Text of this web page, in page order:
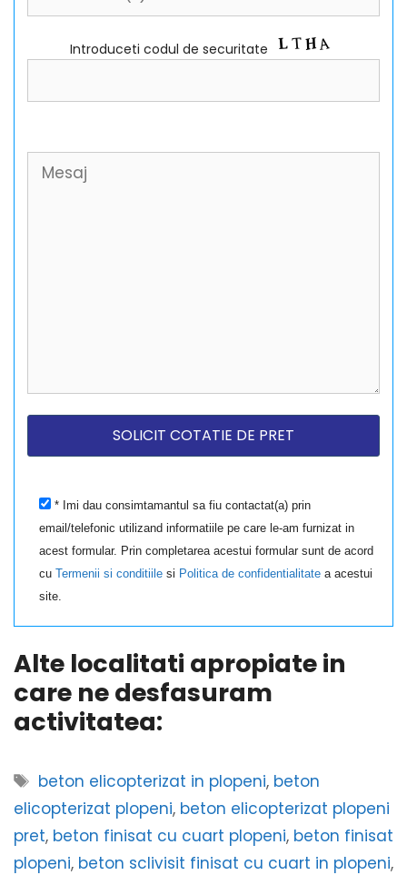
Introduceti codul de securitate
* Imi dau consimtamantul sa fiu contactat(a) prin
email/telefonic utilizand informatiile pe care le-am furnizat in
acest formular. Prin completarea acestui formular sunt de acord
cuTermenii si conditiile si Politica de confidentialitate a acestui
site.
Alte localitati apropiate in
care ne desfasuram
activitatea:
Etichete
beton elicopterizat in plopeni, beton
elicopterizat plopeni, beton elicopterizat plopeni
pret, beton finisat cu cuart plopeni, beton finisat
plopeni, beton sclivisit finisat cu cuart in plopeni,